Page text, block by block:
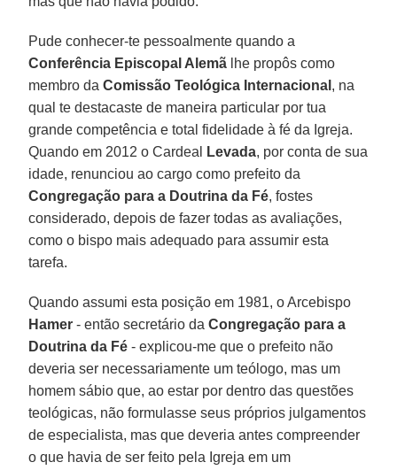
Pude conhecer-te pessoalmente quando a
Conferência Episcopal Alemã lhe propôs como
membro da Comissão Teológica Internacional , na
qual te destacaste de maneira particular por tua
grande competência e total fidelidade à fé da Igreja.
Quando em 2012 o Cardeal
Levada, por conta de sua
idade, renunciou ao cargo como prefeito da
Congregação para a Doutrina da Fé, fostes
considerado, depois de fazer todas as avaliações,
como o bispo mais adequado para assumir esta
tarefa.
Quando assumi esta posição em 1981, o Arcebispo
Hamer - então secretário daCongregação para a
Doutrina da Fé - explicou-me que o prefeito não
deveria ser necessariamente um teólogo, mas um
homem sábio que, ao estar por dentro das questões
teológicas, não formulasse seus próprios julgamentos
de especialista, mas que deveria antes compreender
o que havia de ser feito pela Igreja em um